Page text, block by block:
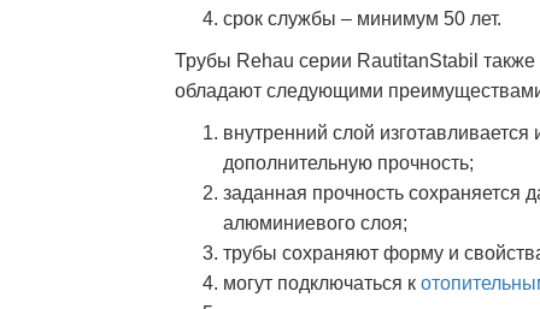
срок службы – минимум 50 лет.
Трубы Rehau серии RautitanStabil
обладают следующими
внутренний слой
дополнительную прочность;
заданная прочность сохраняется
алюминиевого слоя;
трубы сохраняют форму и
могут подключаться к